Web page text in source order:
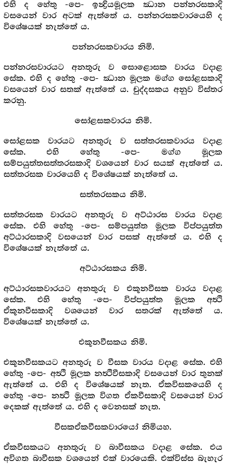
එහි ද හේතු -පෙ- ඉන්‍ද්‍රියමූලක ඣාන පන්නරසකාදි
වසයෙන් වාර අටක් ඇත්තේ ය. පන්නරසකවාරයෙහි ද
විශේෂයක් නැත්තේ ය.
පන්නරසකවාරය නිමි.
පන්නරසවාරයට අනතුරු ව සොළොසක වාරය වදාළ
සේක. එහි ද හේතු -පෙ- ඣාන මූලක මග්ග සෝළසකාදි
වසයෙන් වාර සතක් ඇත්තේ ය. චුද්දසකය අනුව විස්තර
කරනු.
සෝළසකවාරය නිමි.
සෝළසක වාරයට අනතුරු ව සත්තරසකවාරය වදාළ
සේක. එහි හේතු -පෙ- මග්ග මූලක
සම්පයුත්තසත්තරසකාදි වශයෙන් වාර සයක් ඇත්තේ ය.
සත්තරසක වාරයෙහි ද විශේෂයක් නැත්තේ ය.
සත්තරසකය නිමි.
සත්තරසක වාරයට අනතුරු ව අට්ඨාරස වාරය වදාළ
සේක. එහි හේතු -පෙ- සම්පයුත්ත මූලක විප්පයුත්ත
අට්ඨාරසකාදි වසයෙන් වාර පසක් ඇත්තේ ය. එහි ද
විශේෂයක් නැත්තේ ය.
අට්ඨාරසකය නිමි.
අට්ඨාරසකවාරයට අනතුරු ව එකූනවීසක වාරය වදාළ
සේක. එහි හේතු -පෙ- විප්පයුත්ත මූලක අත්‍ථි
ඒකූනවීසකාදි වශයෙන් වාර සතරක් ඇත්තේ ය.
විශේෂයක් නැත්තේ ය.
එකූනවීසකය නිමි.
එකූනවීසකයට අනතුරු ව වීසක වාරය වදාළ සේක. එහි
හේතු -පෙ- අත්‍ථි මූලක නත්‍ථිවීසකාදි වසයෙන් වාර තුනක්
ඇත්තේ ය. එහි ද විශේෂයක් නැත. ඒකවිසකයෙහි ද
හේතු -පෙ- නත්‍ථි මූලක විගත ඒකවීසකාදි වසයෙන් වාර
දෙකක් ඇත්තේ ය. එහි ද වෙනසක් නැත.
වීසකඒකවීසකවාරයෝ නිමියහ.
ඒකවීසකයට අනතුරු ව බාවීසකය වදාළ සේක. එය
අවිගත බාවීසක වශයෙන් එක් වාරයෙකි. එක්විස්ස බැහැර